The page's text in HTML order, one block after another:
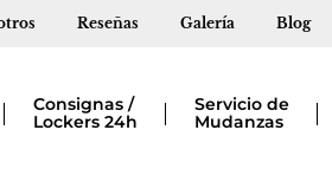
Reseñas Galería Blog
Consignas /
Lockers 24h
Servicio de
Mudanzas